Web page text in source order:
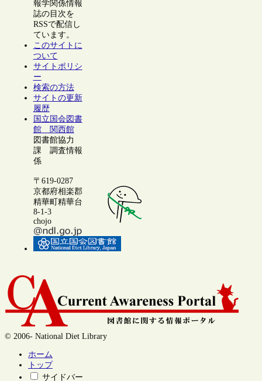
報学関係情報
誌の目次を
RSSで配信し
ています。
このサイトに
ついて
サイトポリシ
ー
検索の方法
サイトの更新
履歴
国立国会図書
館 関西館
図書館協力
課 調査情報
係
〒619-0287
京都府相楽郡
精華町精華台
8-1-3
chojo
© 2006- National Diet Library
ホーム
トップ
サイドバー